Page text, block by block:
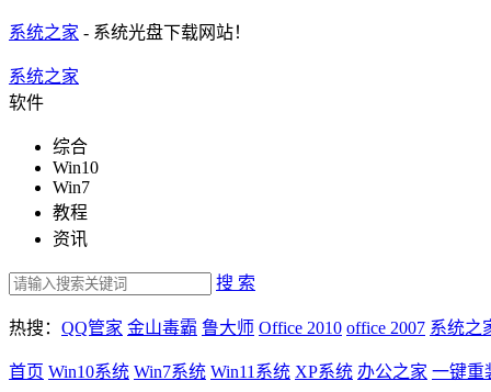
系统之家 - 系统光盘下载网站！
系统之家
软件
综合
Win10
Win7
教程
资讯
搜 索
热搜： QQ管家 金山毒霸 鲁大师 Office 2010 office 2007 系统之
首页 Win10系统 Win7系统 Win11系统 XP系统 办公之家 一键重